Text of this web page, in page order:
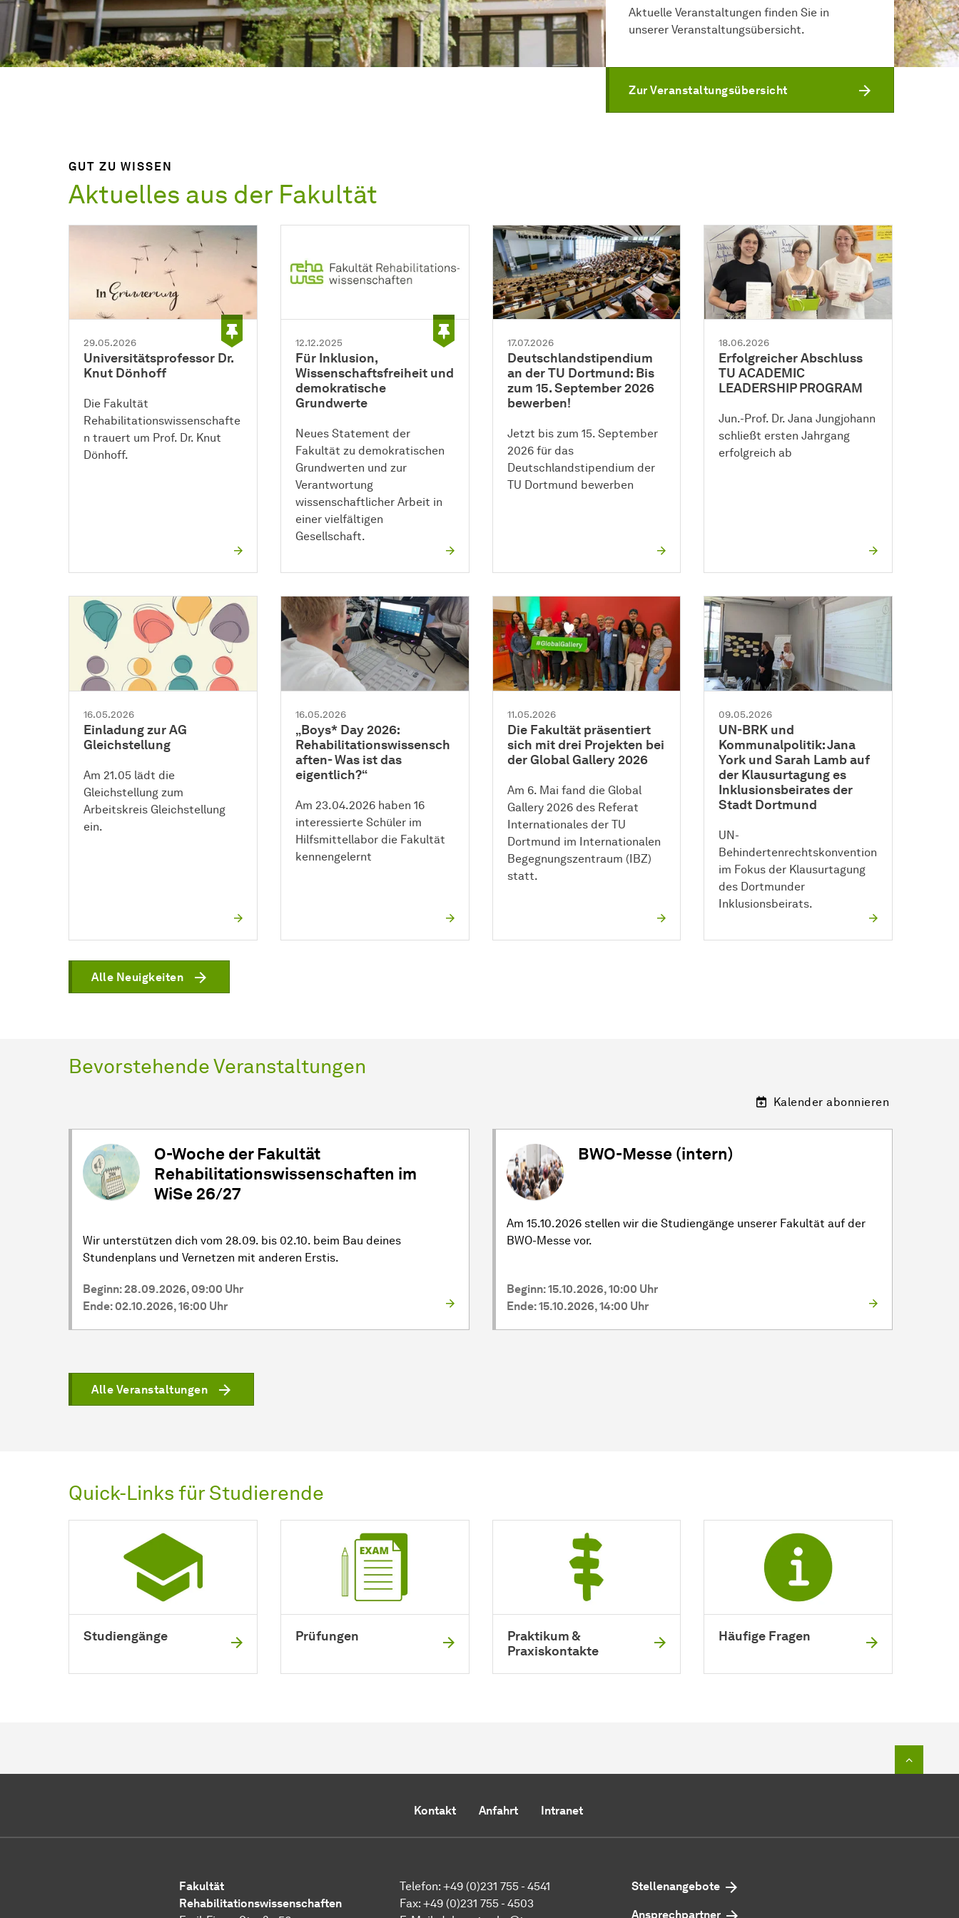
Aktuelle Veranstaltungen finden Sie in
unserer Veranstaltungsübersicht.
Zur Veranstaltungsübersicht
GUT ZU WISSEN
Aktuelles aus der Fakultät
29.05.2026
Universitätsprofessor Dr.
Knut Dönhoff
Die Fakultät
Rehabilitationswissenschafte
n trauert um Prof. Dr. Knut
Dönhoff.
12.12.2025
Für Inklusion,
Wissenschaftsfreiheit und
demokratische
Grundwerte
Neues Statement der
Fakultät zu demokratischen
Grundwerten und zur
Verantwortung
wissenschaftlicher Arbeit in
einer vielfältigen
Gesellschaft.
17.07.2026
Deutschlandstipendium
an der TU Dortmund: Bis
zum 15. September 2026
bewerben!
Jetzt bis zum 15. September
2026 für das
Deutschlandstipendium der
TU Dortmund bewerben
18.06.2026
Erfolgreicher Abschluss
TU ACADEMIC
LEADERSHIP PROGRAM
Jun.-Prof. Dr. Jana Jungjohann
schließt ersten Jahrgang
erfolgreich ab
16.05.2026
Einladung zur AG
Gleichstellung
Am 21.05 lädt die
Gleichstellung zum
Arbeitskreis Gleichstellung
ein.
16.05.2026
„Boys* Day 2026:
Rehabilitationswissensch
aften- Was ist das
eigentlich?“
Am 23.04.2026 haben 16
interessierte Schüler im
Hilfsmittellabor die Fakultät
kennengelernt
11.05.2026
Die Fakultätpräsentiert
sich mit drei Projekten bei
der Global Gallery 2026
Am 6. Mai fand die Global
Gallery 2026 des Referat
Internationalesder TU
Dortmund im Internationalen
Begegnungszentraum (IBZ)
statt.
09.05.2026
UN-BRK und
Kommunalpolitik: Jana
York und Sarah Lamb auf
der Klausurtagung es
Inklusionsbeirates der
Stadt Dortmund
UN-
Behindertenrechtskonvention
im Fokus der Klausurtagung
des Dortmunder
Inklusionsbeirats.
Alle Neuigkeiten
Bevorstehende Veranstaltungen
Kalender abonnieren
O-Woche der Fakultät
Rehabilitationswissenschaften im
WiSe 26/27
Wir unterstützen dich vom 28.09. bis 02.10. beim Bau deines
Stundenplans und Vernetzen mit anderen Erstis.
Beginn: 28.09.2026, 09:00 Uhr
Ende: 02.10.2026, 16:00 Uhr
BWO-Messe (intern)
Am 15.10.2026 stellen wir die Studiengänge unserer Fakultät auf der
BWO-Messe vor.
Beginn: 15.10.2026, 10:00 Uhr
Ende: 15.10.2026, 14:00 Uhr
Alle Veranstaltungen
Quick-Links für Studierende
Studiengänge Prüfungen
Praktikum &
Praxiskontakte
Häufige Fragen
Kontakt Anfahrt Intranet
Fakultät
Rehabilitationswissenschaften
Telefon: +49 (0)231 755 - 4541
Fax: +49 (0)231 755 - 4503
Stellenangebote
Ansprechpartner